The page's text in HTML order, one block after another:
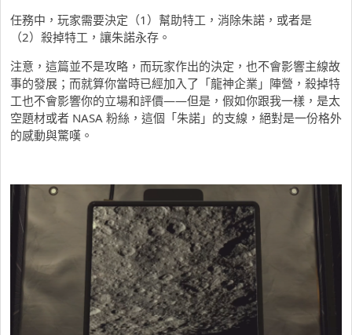
任務中，玩家需要決定（1）幫助特工，消除朱諾，或者是
（2）殺掉特工，讓朱諾永存。
注意，這篇並不是攻略，而玩家作出的決定，也不會影響主線故
事的發展；而就算你當時已經加入了「龍神企業」陣營，殺掉特
工也不會影響你的立場和評價——但是，假如你跟我一樣，是太
空題材或者 NASA 粉絲，這個「朱諾」的支線，絕對是一份格外
的感動與驚嘆。